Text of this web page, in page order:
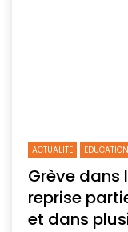
ACTUALITE EDUCATION
Grève
reprise
et dans